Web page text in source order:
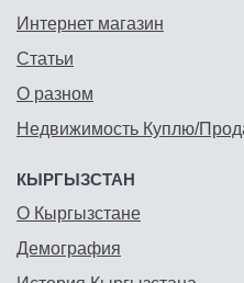
Интернет магазин
Статьи
О разном
Недвижимость Куплю/
КЫРГЫЗСТАН
О Кыргызстане
Демография